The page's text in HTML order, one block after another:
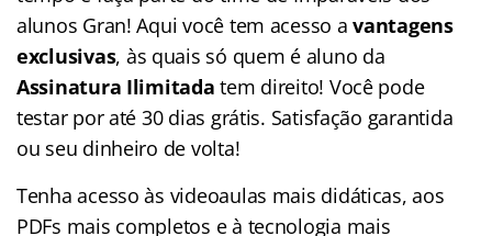
alunos Gran! Aqui você tem acesso avantagens
exclusivas, às quais só quem é aluno da
Assinatura Ilimitada tem direito! Você pode
testar por até 30 dias grátis. Satisfação garantida
ou seu dinheiro de volta!
Tenha acesso às videoaulas mais didáticas, aos
PDFs mais completos e à tecnologia mais